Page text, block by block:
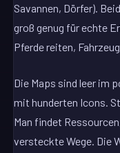
Savannen, Dörfer).
groß genug für echte
Pferde reiten,
Die Maps sind leer im
mit hunderten Icons.
Man findet
versteckte Wege. Die